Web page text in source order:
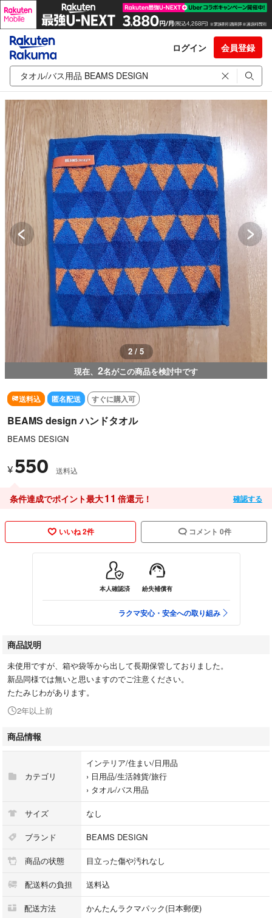
ログイン 会員登録
2 / 5
現在、 2名がこの商品を検討中です
送料込 匿名配送 すぐに購入可
BEAMS design ハンドタオル
BEAMS DESIGN
¥ 550 送料込
条件達成でポイント最大11 倍還元！ 確認する
いいね 2件 コメント 0件
本人確認済 紛失補償有
ラクマ安心・安全への取り組み
商品説明
未使用ですが、箱や袋等から出して長期保管しておりました。
新品同様では無いと思いますのでご注意ください。
たたみじわがあります。
2年以上前
商品情報
カテゴリ
インテリア/住まい/日用品
› 日用品/生活雑貨/旅行
› タオル/バス用品
サイズ なし
ブランド BEAMS DESIGN
商品の状態 目立った傷や汚れなし
配送料の負担 送料込
配送方法 かんたんラクマパック(日本郵便)